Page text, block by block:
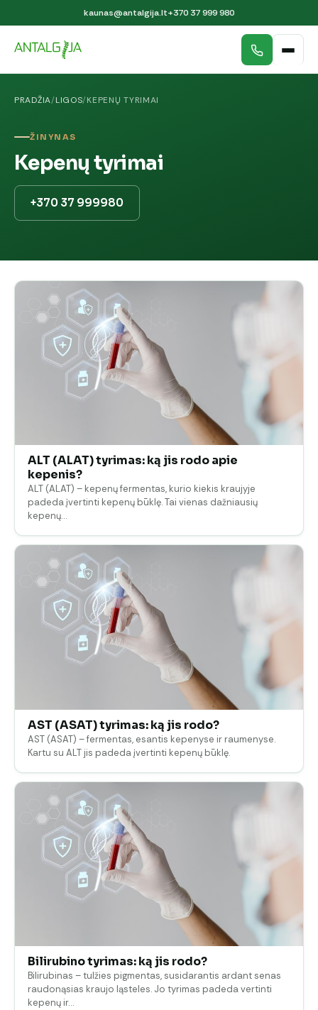
kaunas@antalgija.lt+370 37 999 980
PRADŽIA/LIGOS/KEPENŲ TYRIMAI
ŽINYNAS
Kepenų tyrimai
+370 37 999980
ALT (ALAT) tyrimas: ką jis rodo apie
kepenis?
ALT (ALAT) – kepenų fermentas, kurio kiekis kraujyje
padeda įvertinti kepenų būklę. Tai vienas dažniausių
kepenų…
AST (ASAT) tyrimas: ką jis rodo?
AST (ASAT) – fermentas, esantis kepenyse ir raumenyse.
Kartu su ALT jis padeda įvertinti kepenų būklę.
Bilirubino tyrimas: ką jis rodo?
Bilirubinas – tulžies pigmentas, susidarantis ardant senas
raudonąsias kraujo ląsteles. Jo tyrimas padeda vertinti
kepenų ir…